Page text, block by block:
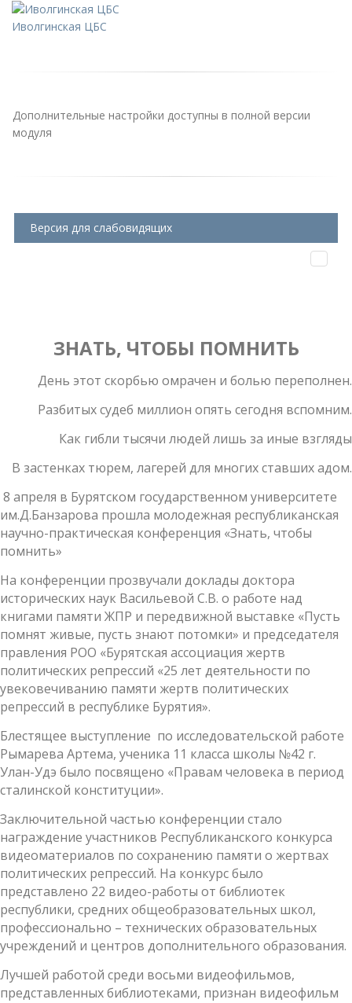
Иволгинская ЦБС
Дополнительные настройки доступны в полной версии
модуля
Версия для слабовидящих
ЗНАТЬ, ЧТОБЫ ПОМНИТЬ
День этот скорбью омрачен и болью переполнен.
Разбитых судеб миллион опять сегодня вспомним.
Как гибли тысячи людей лишь за иные взгляды
В застенках тюрем, лагерей для многих ставших адом.
8 апреля в Бурятском государственном университете
им.Д.Банзарова прошла молодежная республиканская
научно-практическая конференция «Знать, чтобы
помнить»
На конференции прозвучали доклады доктора
исторических наук Васильевой С.В. о работе над
книгами памяти ЖПР и передвижной выставке «Пусть
помнят живые, пусть знают потомки» и председателя
правления РОО «Бурятская ассоциация жертв
политических репрессий «25 лет деятельности по
увековечиванию памяти жертв политических
репрессий в республике Бурятия».
Блестящее выступление по исследовательской работе
Рымарева Артема, ученика 11 класса школы №42 г.
Улан-Удэ было посвящено «Правам человека в период
сталинской конституции».
Заключительной частью конференции стало
награждение участников Республиканского конкурса
видеоматериалов по сохранению памяти о жертвах
политических репрессий. На конкурс было
представлено 22 видео-работы от библиотек
республики, средних общеобразовательных школ,
профессионально – технических образовательных
учреждений и центров дополнительного образования.
Лучшей работой среди восьми видеофильмов,
представленных библиотеками, признан видеофильм